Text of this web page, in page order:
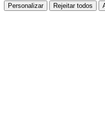
Personalizar Rejeitar todos